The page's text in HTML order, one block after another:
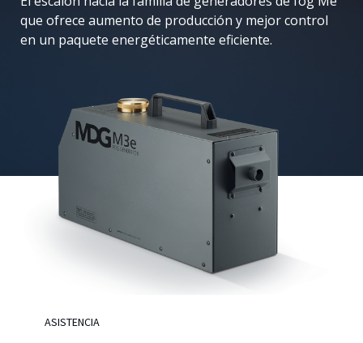
DÓNDE COMPRAR
NOTICIAS
Contáctenos
que ofrece aumento de producción y mejor control
en un paquete energéticamente eficiente.
ASISTENCIA